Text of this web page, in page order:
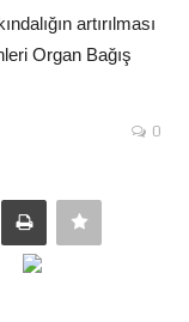
artırılması
Organ Bağış
0